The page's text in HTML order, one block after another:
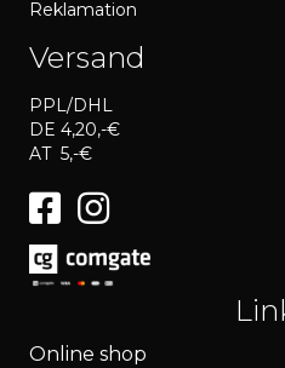
Reklamation
Versand
PPL/DHL
DE 4,20,-€
AT 5,-€
Online shop